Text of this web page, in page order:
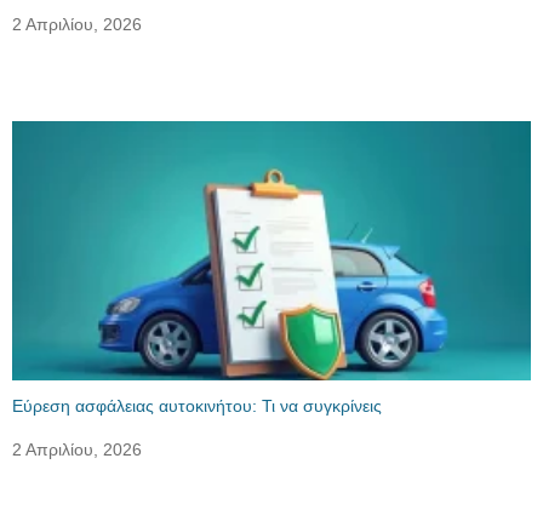
2 Απριλίου, 2026
Εύρεση ασφάλειας αυτοκινήτου: Τι να συγκρίνεις
2 Απριλίου, 2026